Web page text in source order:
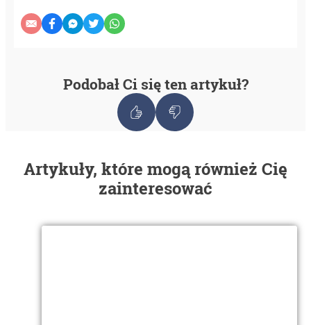
Podobał Ci się ten artykuł?
Artykuły, które mogą również Cię
zainteresować